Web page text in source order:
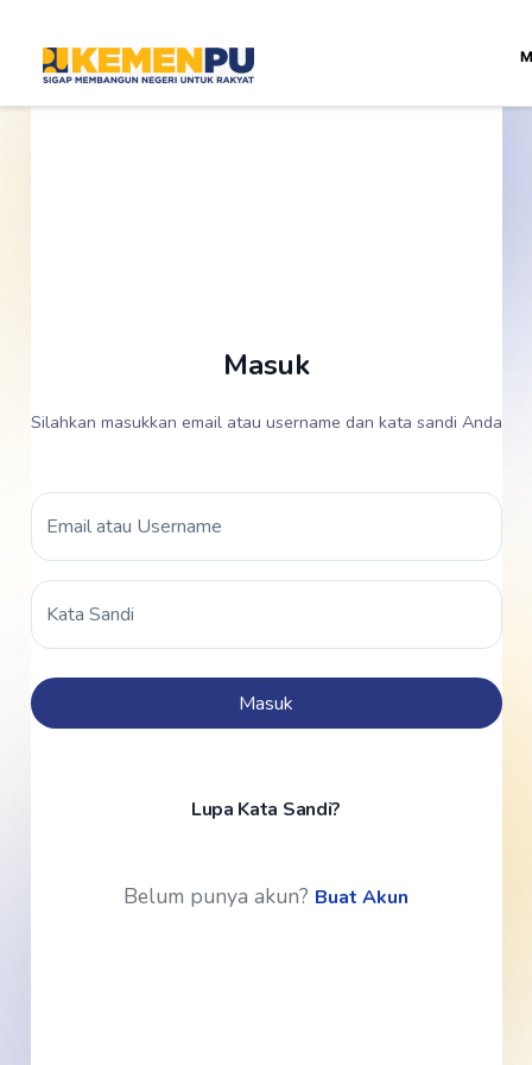
Masuk
Silahkan masukkan email atau username dan kata sandi Anda
Email atau Username
Kata Sandi
Masuk
Lupa Kata Sandi?
Belum punya akun? Buat Akun